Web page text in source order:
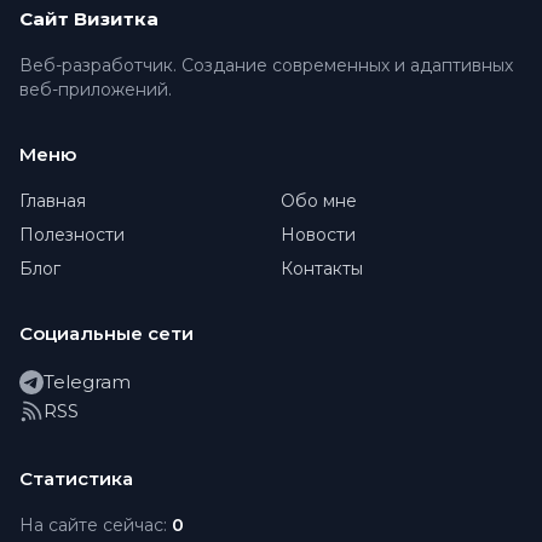
Сайт Визитка
Веб-разработчик. Создание современных и адаптивных
веб-приложений.
Меню
Главная
Обо мне
Полезности
Новости
Блог
Контакты
Социальные сети
Telegram
RSS
Статистика
На сайте сейчас: 0